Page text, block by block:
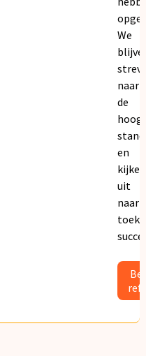
We
naar
de
en
kijken
uit
naar